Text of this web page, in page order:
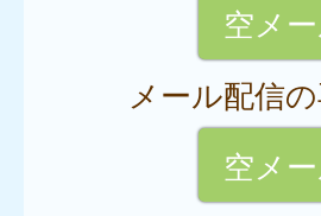
空メ
メール配信
空メ